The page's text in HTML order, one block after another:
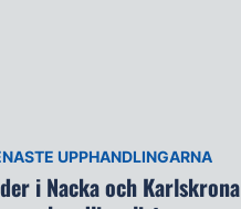
UPPHANDLINGARNA
i Nacka och Karlskrona